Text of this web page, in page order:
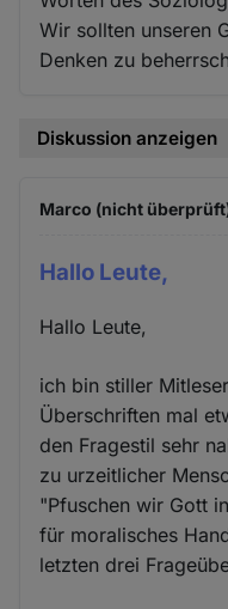
Wir sollten unseren
Denken zu
Diskussion anzeigen
Marco (nicht
Hallo Leute,
Hallo Leute,
ich bin stiller
Überschriften mal
den Fragestil sehr
zu urzeitlicher
"Pfuschen wir Gott
für moralisches
letzten drei